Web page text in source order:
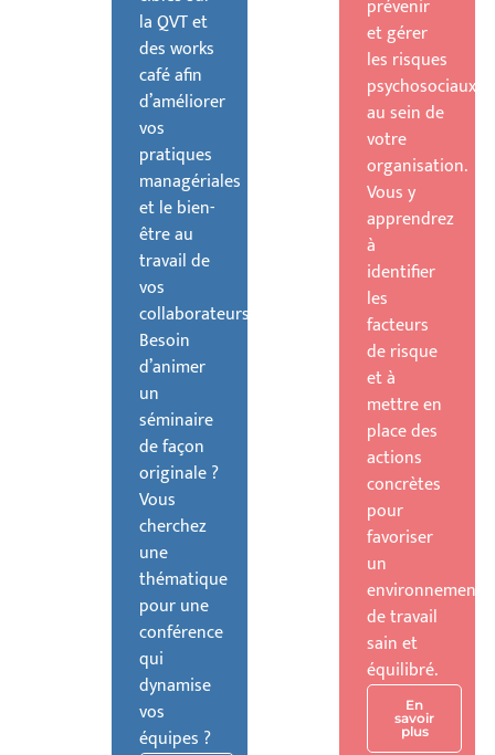
la QVT et
des works
café afin
d’améliorer
vos
pratiques
managériales
et le bien-
être au
travail de
vos
collaborateurs.
Besoin
d’animer
un
séminaire
de façon
originale ?
Vous
cherchez
une
thématique
pour une
conférence
qui
dynamise
vos
équipes ?
prévenir
et gérer
les risques
psychosociaux
au sein de
votre
organisation.
Vous y
apprendrez
à
identifier
les
facteurs
de risque
et à
mettre en
place des
actions
concrètes
pour
favoriser
un
environnement
de travail
sain et
équilibré.
En
savoir
plus